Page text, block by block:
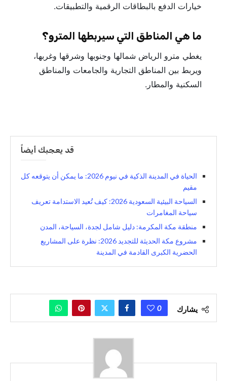
خيارات الدفع بالبطاقات الرقمية والتطبيقات.
ما هي المناطق التي سيربطها المترو؟
يغطي مترو الرياض شمالها وجنوبها وشرقها وغربها،
ويربط بين المناطق التجارية والجامعات والمناطق
السكنية والمطار.
قد يعجبك أيضاً
الحياة في المدينة الذكية في نيوم 2026: ما يمكن أن يتوقعه كل
مقيم
السياحة البيئية السعودية 2026: كيف تُعيد الاستدامة تعريف
سياحة المغامرات
منطقة مكة المكرمة: دليل شامل لجدة، السياحة، المدن
مشروع مكة الحديثة للتجديد 2026: نظرة على المشاريع
الحضرية الكبرى القادمة في المدينة
يشارك 0